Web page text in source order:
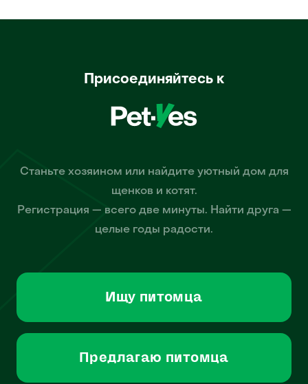
Присоединяйтесь к
Станьте хозяином или найдите уютный дом для
щенков и котят.
Регистрация — всего две минуты. Найти друга —
целые годы радости.
Ищу питомца
Предлагаю питомца